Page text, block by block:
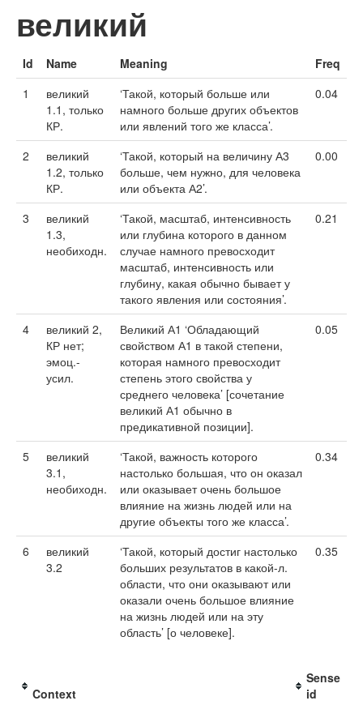
великий
Id Name Meaning
Freq
1
великий
1.1, только
КР.
‘Такой, который больше или
намного больше других объектов
или явлений того же класса’.
0.04
2
великий
1.2, только
КР.
‘Такой, который на величину А3
больше, чем нужно, для человека
или объекта А2’.
0.00
3
великий
1.3,
необиходн.
‘Такой, масштаб, интенсивность
или глубина которого в данном
случае намного превосходит
масштаб, интенсивность или
глубину, какая обычно бывает у
такого явления или состояния’.
0.21
4
великий 2,
КР нет;
эмоц.-
усил.
Великий А1 ‘Обладающий
свойством А1 в такой степени,
которая намного превосходит
степень этого свойства у
среднего человека’ [сочетание
великий А1 обычно в
предикативной позиции].
0.05
5
великий
3.1,
необиходн.
‘Такой, важность которого
настолько большая, что он оказал
или оказывает очень большое
влияние на жизнь людей или на
другие объекты того же класса’.
0.34
6
великий
3.2
‘Такой, который достиг настолько
больших результатов в какой-л.
области, что они оказывают или
оказали очень большое влияние
на жизнь людей или на эту
область’ [о человеке].
0.35
Context
Sense
id